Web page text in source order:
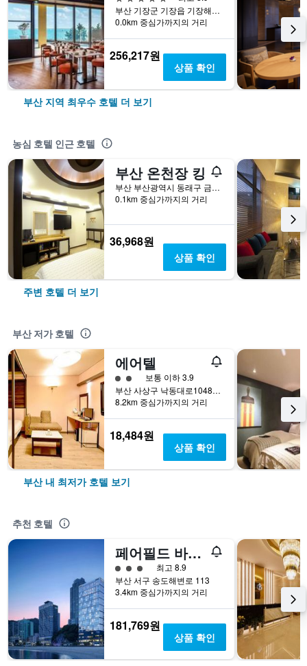
부산 기장군 기장읍 기장해안로 268-32
0.0km 중심가까지의 거리
256,217원
상품 확인
부산 지역 최우수 호텔 더 보기
농심 호텔 인근 호텔
부산 온천장 킹
부산 부산광역시 동래구 금강로124번길 23-13
0.1km 중심가까지의 거리
36,968원
상품 확인
주변 호텔 더 보기
부산 저가 호텔
에어텔
2​성급
보통 이하 3.9
부산 사상구 낙동대로1048번길 36 (감전동, 경도정공)
8.2km 중심가까지의 거리
18,484원
상품 확인
부산 내 최저가 호텔 보기
추천 호텔
페어필드 바이 메리어트 부산 송도 비치
3​성급
최고 8.9
부산 서구 송도해변로 113
3.4km 중심가까지의 거리
181,769원
상품 확인